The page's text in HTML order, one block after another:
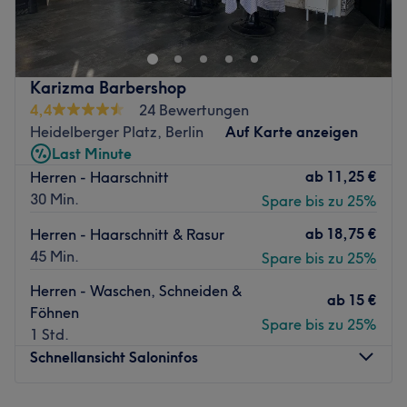
Hairstyling, präzise Schnitte und einen Look mit
internationalem Flair. Der Salon überzeugt mit
entspannter Atmosphäre, professioneller Beratung und
einem Gespür für Trends – von natürlichen Colorationen
bis zu glamourösen Stylings.
Nächste öffentliche Verkehrsmittel:
Die S-Bahnstation Halensee befindet sich nur vier
Gehminuten entfernt des Salons.
Das Team:
Inhaber Ali bringt Leidenschaft, Stilbewusstsein und
langjährige Erfahrung in die Arbeit bei Mojti Glam Studio
ein. Mit einem feinen Gespür für individuelle Looks und
persönlichem Service schafft er für seine Kundinnen und
Kunden ein Beauty-Erlebnis auf höchstem Niveau.
Was uns an dem Salon gefällt:
Karizma Barbershop
4,4
24 Bewertungen
Heidelberger Platz, Berlin
Auf Karte anzeigen
Last Minute
Herren - Haarschnitt
30 Min.
ab 11,25 €
Spare bis zu 25%
Herren - Haarschnitt & Rasur
45 Min.
ab 18,75 €
Spare bis zu 25%
Herren - Waschen, Schneiden &
Föhnen
1 Std.
ab 15 €
Spare bis zu 25%
Schnellansicht Saloninfos